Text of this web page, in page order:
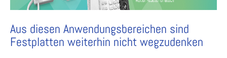
Aus diesen Anwendungsbereichen sind
Festplatten weiterhin nicht wegzudenken​